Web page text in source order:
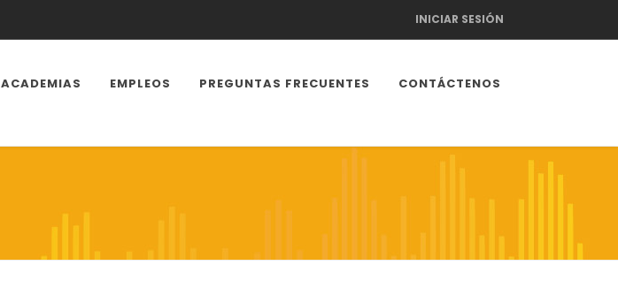
INICIAR SESIÓN
ACADEMIAS EMPLEOS PREGUNTAS FRECUENTES CONTÁCTENOS